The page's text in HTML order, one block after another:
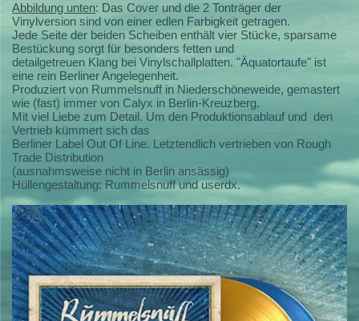
Abbildung unten: Das Cover und die 2 Tonträger der
Vinylversion sind von einer edlen Farbigkeit getragen.
Jede Seite der beiden Scheiben enthält vier Stücke, sparsame
Bestückung sorgt für besonders fetten und
detailgetreuen Klang bei Vinylschallplatten. "Äquatortaufe" ist
eine rein Berliner Angelegenheit.
Produziert von Rummelsnuff in Niederschöneweide, gemastert
wie (fast) immer von Calyx in Berlin-Kreuzberg.
Mit viel Liebe zum Detail. Um den Produktionsablauf und den
Vertrieb kümmert sich das
Berliner Label Out Of Line. Letztendlich vertrieben von Rough
Trade Distribution
(ausnahmsweise nicht in Berlin ansässig)
Hüllengestaltung: Rummelsnuff und userdx.